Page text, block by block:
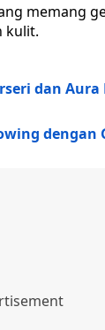
memang
kulit.
dan
dengan